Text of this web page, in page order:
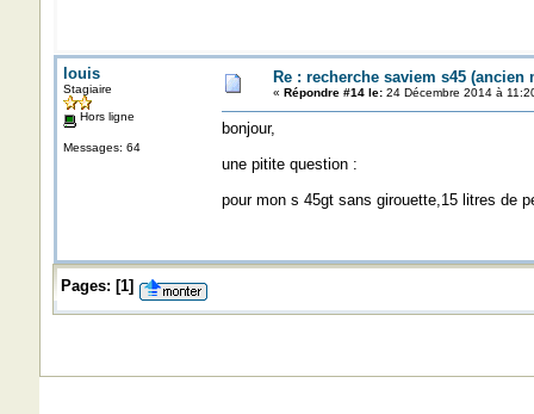
louis
Stagiaire
Hors ligne
Messages: 64
Re : recherche saviem s45 (ancien
« Répondre #14 le:24 Décembre 2014 à
bonjour,
une pitite question :
pour mon s 45gt sans girouette,15 litres de
Pages: [1]